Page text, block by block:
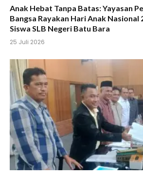
Anak Hebat Tanpa Batas: Yayasan
Bangsa Rayakan Hari Anak Nasional
Siswa SLB Negeri Batu Bara
25 Juli 2026